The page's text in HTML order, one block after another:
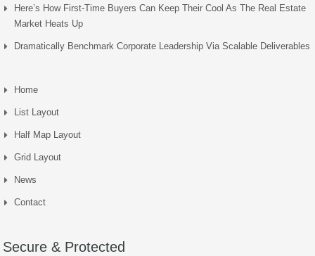
Here’s How First-Time Buyers Can Keep Their Cool As The Real Estate
Market Heats Up
Dramatically Benchmark Corporate Leadership Via Scalable Deliverables
Home
List Layout
Half Map Layout
Grid Layout
News
Contact
Secure & Protected